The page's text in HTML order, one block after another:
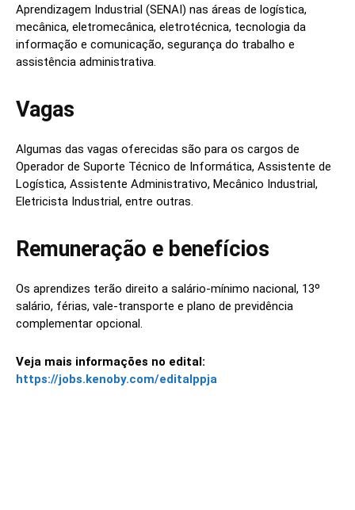
Aprendizagem Industrial (SENAI) nas áreas de logística,
mecânica, eletromecânica, eletrotécnica, tecnologia da
informação e comunicação, segurança do trabalho e
assistência administrativa.
Vagas
Algumas das vagas oferecidas são para os cargos de
Operador de Suporte Técnico de Informática, Assistente de
Logística, Assistente Administrativo, Mecânico Industrial,
Eletricista Industrial, entre outras.
Remuneração e benefícios
Os aprendizes terão direito a salário-mínimo nacional, 13º
salário, férias, vale-transporte e plano de previdência
complementar opcional.
Veja mais informações no edital:
https://jobs.kenoby.com/editalppja